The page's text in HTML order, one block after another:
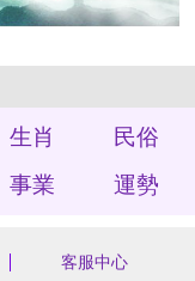
生肖
民俗
事業 運勢
客服中心